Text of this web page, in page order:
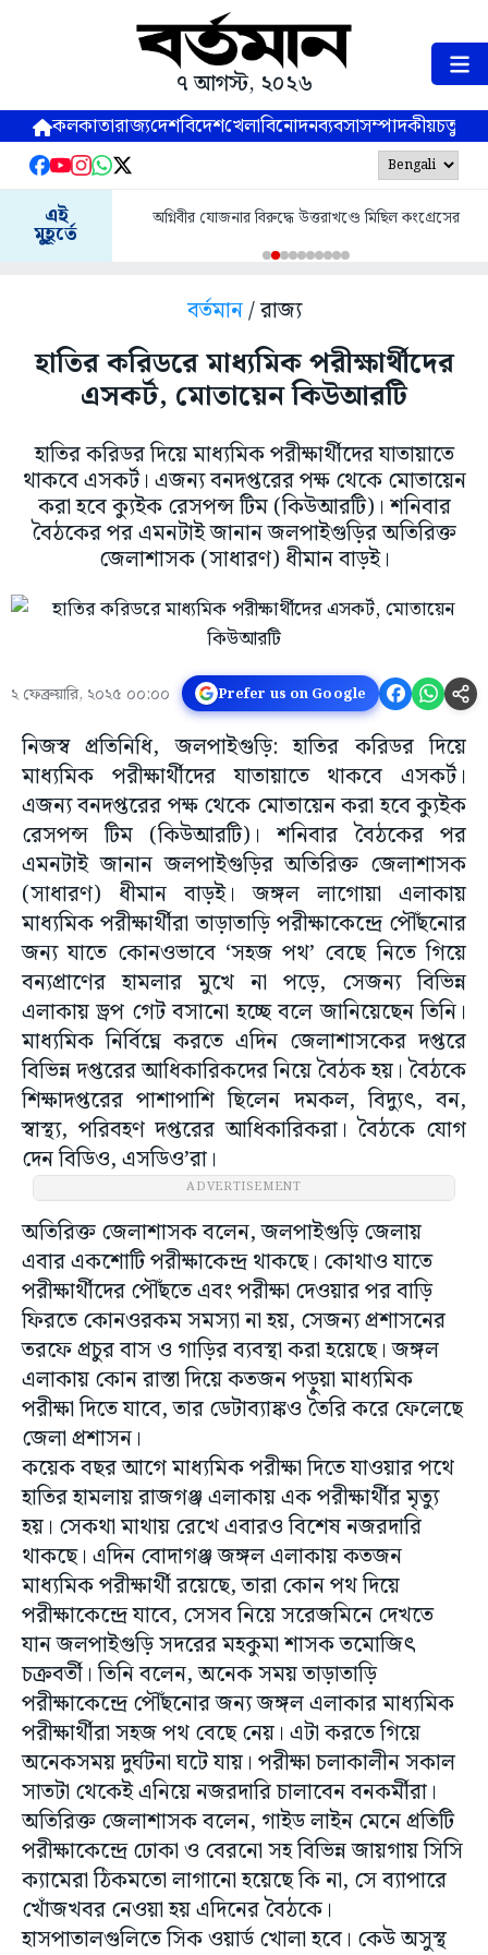
৭ আগস্ট, ২০২৬
কলকাতারাজ্যদেশবিদেশখেলাবিনোদনব্যবসাসম্পাদকীয়
এই
মুহূর্তে
অগ্নিবীর যোজনার বিরুদ্ধে উত্তরাখণ্ডে মিছিল কংগ্রেসের
বর্তমান/ রাজ্য
হাতির করিডরে মাধ্যমিক পরীক্ষার্থীদের
এসকর্ট, মোতায়েন কিউআরটি
হাতির করিডর দিয়ে মাধ্যমিক পরীক্ষার্থীদের যাতায়াতে
থাকবে এসকর্ট। এজন্য বনদপ্তরের পক্ষ থেকে মোতায়েন
করা হবে ক্যুইক রেসপন্স টিম (কিউআরটি)। শনিবার
বৈঠকের পর এমনটাই জানান জলপাইগুড়ির অতিরিক্ত
জেলাশাসক (সাধারণ) ধীমান বাড়ই।
২ ফেব্রুয়ারি, ২০২৫ ০০:০০ Prefer us on Google
নিজস্ব প্রতিনিধি, জলপাইগুড়ি: হাতির করিডর দিয়ে
মাধ্যমিক পরীক্ষার্থীদের যাতায়াতে থাকবে এসকর্ট।
এজন্য বনদপ্তরের পক্ষ থেকে মোতায়েন করা হবে ক্যুইক
রেসপন্স টিম (কিউআরটি)। শনিবার বৈঠকের পর
এমনটাই জানান জলপাইগুড়ির অতিরিক্ত জেলাশাসক
(সাধারণ) ধীমান বাড়ই। জঙ্গল লাগোয়া এলাকায়
মাধ্যমিক পরীক্ষার্থীরা তাড়াতাড়ি পরীক্ষাকেন্দ্রে পৌঁছনোর
জন্য যাতে কোনওভাবে ‘সহজ পথ’ বেছে নিতে গিয়ে
বন্যপ্রাণের হামলার মুখে না পড়ে, সেজন্য বিভিন্ন
এলাকায় ড্রপ গেট বসানো হচ্ছে বলে জানিয়েছেন তিনি।
মাধ্যমিক নির্বিঘ্নে করতে এদিন জেলাশাসকের দপ্তরে
বিভিন্ন দপ্তরের আধিকারিকদের নিয়ে বৈঠক হয়। বৈঠকে
শিক্ষাদপ্তরের পাশাপাশি ছিলেন দমকল, বিদ্যুৎ, বন,
স্বাস্থ্য, পরিবহণ দপ্তরের আধিকারিকরা। বৈঠকে যোগ
দেন বিডিও, এসডিও’রা।
ADVERTISEMENT
অতিরিক্ত জেলাশাসক বলেন, জলপাইগুড়ি জেলায়
এবার একশোটি পরীক্ষাকেন্দ্র থাকছে। কোথাও যাতে
পরীক্ষার্থীদের পৌঁছতে এবং পরীক্ষা দেওয়ার পর বাড়ি
ফিরতে কোনওরকম সমস্যা না হয়, সেজন্য প্রশাসনের
তরফে প্রচুর বাস ও গাড়ির ব্যবস্থা করা হয়েছে। জঙ্গল
এলাকায় কোন রাস্তা দিয়ে কতজন পড়ুয়া মাধ্যমিক
পরীক্ষা দিতে যাবে, তার ডেটাব্যাঙ্কও তৈরি করে ফেলেছে
জেলা প্রশাসন।
কয়েক বছর আগে মাধ্যমিক পরীক্ষা দিতে যাওয়ার পথে
হাতির হামলায় রাজগঞ্জ এলাকায় এক পরীক্ষার্থীর মৃত্যু
হয়। সেকথা মাথায় রেখে এবারও বিশেষ নজরদারি
থাকছে। এদিন বোদাগঞ্জ জঙ্গল এলাকায় কতজন
মাধ্যমিক পরীক্ষার্থী রয়েছে, তারা কোন পথ দিয়ে
পরীক্ষাকেন্দ্রে যাবে, সেসব নিয়ে সরেজমিনে দেখতে
যান জলপাইগুড়ি সদরের মহকুমা শাসক তমোজিৎ
চক্রবর্তী। তিনি বলেন, অনেক সময় তাড়াতাড়ি
পরীক্ষাকেন্দ্রে পৌঁছনোর জন্য জঙ্গল এলাকার মাধ্যমিক
পরীক্ষার্থীরা সহজ পথ বেছে নেয়। এটা করতে গিয়ে
অনেকসময় দুর্ঘটনা ঘটে যায়। পরীক্ষা চলাকালীন সকাল
সাতটা থেকেই এনিয়ে নজরদারি চালাবেন বনকর্মীরা।
অতিরিক্ত জেলাশাসক বলেন, গাইড লাইন মেনে প্রতিটি
পরীক্ষাকেন্দ্রে ঢোকা ও বেরনো সহ বিভিন্ন জায়গায় সিসি
ক্যামেরা ঠিকমতো লাগানো হয়েছে কি না, সে ব্যাপারে
খোঁজখবর নেওয়া হয় এদিনের বৈঠকে।
হাসপাতালগুলিতে সিক ওয়ার্ড খোলা হবে। কেউ অসুস্থ